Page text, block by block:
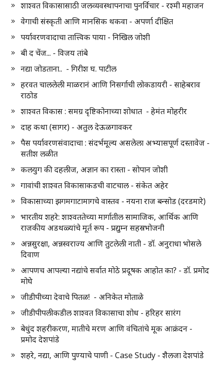
शाश्वत विकासासाठी जलव्यवस्थापनाचा पुनर्विचार - रश्मी महाजन
वेगाची संस्कृती आणि मानसिक थकवा - अपर्णा दीक्षित
पर्यावरणवादाचा तात्त्विक पाया - निखिल जोशी
बी द चेंज... - विजय तांबे
नद्या जोडताना.. - गिरीश घ. पाटील
हरवत चाललेली माळरानं आणि निसर्गाची लोकडायरी - साहेबराव
राठोड
शाश्वत विकास : समग्र दृष्टिकोनाच्या शोधात - हेमंत मोहरीर
दाह कथा (सागर) - अतुल देऊळगावकर
पैस पर्यावरणसंवादाचा : संदर्भमूल्य असलेला अभ्यासपूर्ण दस्तावेज -
सतीश लळीत
कलयुग की दहलीज, अज्ञान का रास्ता - सोपान जोशी
गावांची शाश्वत विकासाकडची वाटचाल - संकेत अहेर
विकासाच्या झगमगाटामागचे वास्तव - नयना राज बन्सोड (दरडमारे)
भारतीय शहरे: शाश्वततेच्या मार्गातील सामाजिक, आर्थिक आणि
राजकीय अडथळ्यांचे मूर्त रूप - प्रद्युम्न सहस्रभोजनी
अन्नसुरक्षा, अन्नस्वराज्य आणि तुटलेली नाती - डॉ. अनुराधा भोसले
दिवाण
आपणच आपल्या नद्यांचे सर्वात मोठे प्रदूषक आहोत का? - डॉ. प्रमोद
मोघे
जीडीपीच्या देवाचे पितळ! - अनिकेत मोताळे
जीडीपीपलीकडील शाश्वत विकासाचा शोध - हरिहर सारंग
बेधुंद शहरीकरण, मातीचे मरण आणि वंचितांचे मूक आक्रंदन -
प्रमोद देशपांडे
शहरे, नद्या, आणि पुण्याचे पाणी - Case Study - शैलजा देशपांडे